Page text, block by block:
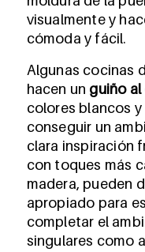
visualmente y
cómoda y fácil.
Algunas cocinas
hacen un guiño
colores blancos
conseguir un
clara inspiración
con toques más
madera, pueden
apropiado para
completar el
singulares como